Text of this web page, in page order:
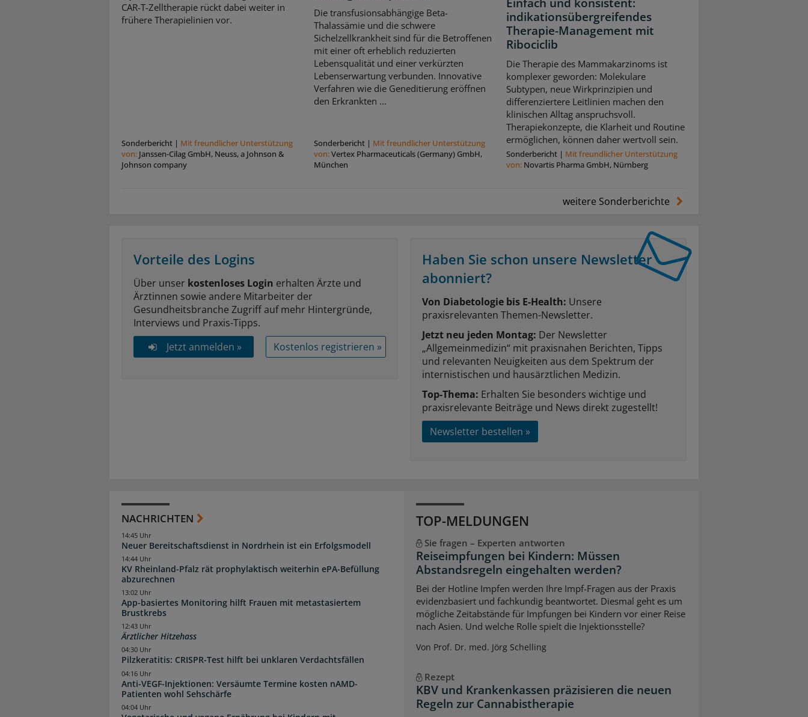
CAR-T-Zelltherapie rückt dabei weiter in
frühere Therapielinien vor.
Sonderbericht | Mit freundlicher Unterstützung
von: Janssen-Cilag GmbH, Neuss, a Johnson &
Johnson company
Die transfusionsabhängige Beta-
Thalassämie und die schwere
Sichelzellkrankheit sind für die Betroffenen
mit einer oft erheblich reduzierten
Lebensqualität und einer verkürzten
Lebenserwartung verbunden. Innovative
Verfahren wie die Geneditierung eröffnen
den Erkrankten ...
Sonderbericht| Mit freundlicher Unterstützung
von:Vertex Pharmaceuticals (Germany) GmbH,
München
Einfach und konsistent:
indikationsübergreifendes
Therapie-Management mit
Ribociclib
Die Therapie des Mammakarzinoms ist
komplexer geworden: Molekulare
Subtypen, neue Wirkprinzipien und
differenziertere Leitlinien machen den
klinischen Alltag anspruchsvoll.
Therapiekonzepte, die Klarheit und Routine
ermöglichen, können daher wertvoll sein.
Sonderbericht| Mit freundlicher Unterstützung
von: Novartis Pharma GmbH, Nürnberg
weitere Sonderberichte
Vorteile des Logins
Über unser kostenloses Login erhalten Ärzte und
Ärztinnen sowie andere Mitarbeiter der
Gesundheitsbranche Zugriff auf mehr Hintergründe,
Interviews und Praxis-Tipps.
Jetzt anmelden »
Kostenlos registrieren »
Haben Sie schon unsere Newsletter
abonniert?
Von Diabetologie bis E-Health: Unsere
praxisrelevanten Themen-Newsletter.
Jetzt neu jeden Montag: Der Newsletter
„Allgemeinmedizin“ mit praxisnahen Berichten, Tipps
und relevanten Neuigkeiten aus dem Spektrum der
internistischen und hausärztlichen Medizin.
Top-Thema: Erhalten Sie besonders wichtige und
praxisrelevante Beiträge und News direkt zugestellt!
Newsletter bestellen »
NACHRICHTEN
Neuer Bereitschaftsdienst in Nordrhein ist ein Erfolgsmodell
14:45 Uhr
KV Rheinland-Pfalz rät prophylaktisch weiterhin ePA-Befüllung
abzurechnen
14:44 Uhr
App-basiertes Monitoring hilft Frauen mit metastasiertem
Brustkrebs
13:02 Uhr
Ärztlicher Hitzehass
12:43 Uhr
Pilzkeratitis: CRISPR-Test hilft bei unklaren Verdachtsfällen
04:30 Uhr
Anti-VEGF-Injektionen: Versäumte Termine kosten nAMD-
Patienten wohl Sehschärfe
04:16 Uhr
04:04 Uhr
TOP-MELDUNGEN
Sie fragen – Experten antworten
Reiseimpfungen bei Kindern: Müssen
Abstandsregeln eingehalten werden?
Bei der Hotline Impfen werden Ihre Impf-Fragen aus der Praxis
evidenzbasiert und fachkundig beantwortet. Diesmal geht es um
mögliche Zeitabstände für Impfungen bei Kindern vor einer Reise
nach Asien. Und welche Rolle spielt die Injektionsstelle?
Von Prof. Dr. med. Jörg Schelling
Rezept
KBV und Krankenkassen präzisieren die neuen
Regeln zur Cannabistherapie